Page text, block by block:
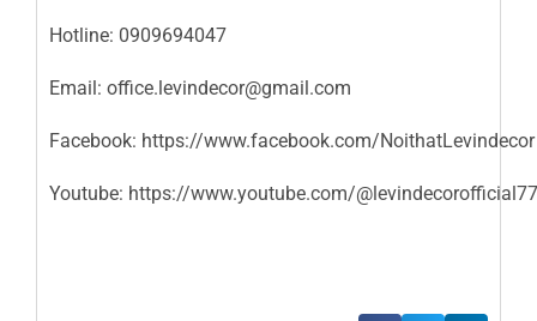
Hotline: 0909694047
Email: office.levindecor@gmail.com
Facebook: https://www.facebook.com/NoithatLevindecor
Youtube: https://www.youtube.com/